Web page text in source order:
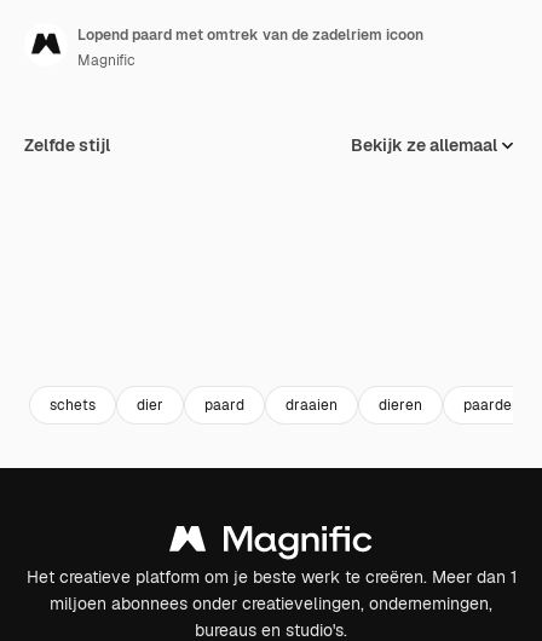
Lopend paard met omtrek van de zadelriem icoon
Magnific
Zelfde stijl Bekijk ze allemaal
schets dier paard draaien dieren paarden
Het creatieve platform om je beste werk te creëren. Meer dan 1
miljoen abonnees onder creatievelingen, ondernemingen,
bureaus en studio's.